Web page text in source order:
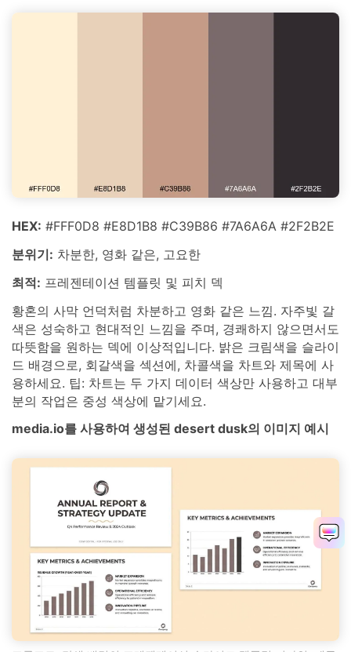
HEX: #FFF0D8 #E8D1B8 #C39B86 #7A6A6A #2F2B2E
분위기: 차분한, 영화 같은, 고요한
최적: 프레젠테이션 템플릿 및 피치 덱
황혼의 사막 언덕처럼 차분하고 영화 같은 느낌. 자주빛 갈
색은 성숙하고 현대적인 느낌을 주며, 경쾌하지 않으면서도
따뜻함을 원하는 덱에 이상적입니다. 밝은 크림색을 슬라이
드 배경으로, 회갈색을 섹션에, 차콜색을 차트와 제목에 사
용하세요. 팁: 차트는 두 가지 데이터 색상만 사용하고 대부
분의 작업은 중성 색상에 맡기세요.
media.io를 사용하여 생성된 desert dusk의 이미지 예시